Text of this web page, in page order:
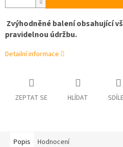
Zvýhodněné balení obsahující
pravidelnou údržbu.
Detailní informace
ZEPTAT SE HLÍDAT
Popis Hodnocení